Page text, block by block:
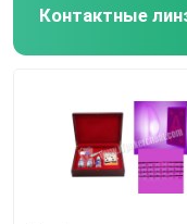
Контактные